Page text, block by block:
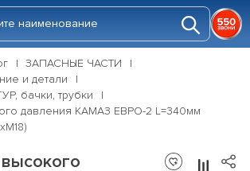
ЗАПАСНЫЕ ЧАСТИ
и детали
бачки, трубки
давления КАМАЗ ЕВРО-2 L=340мм